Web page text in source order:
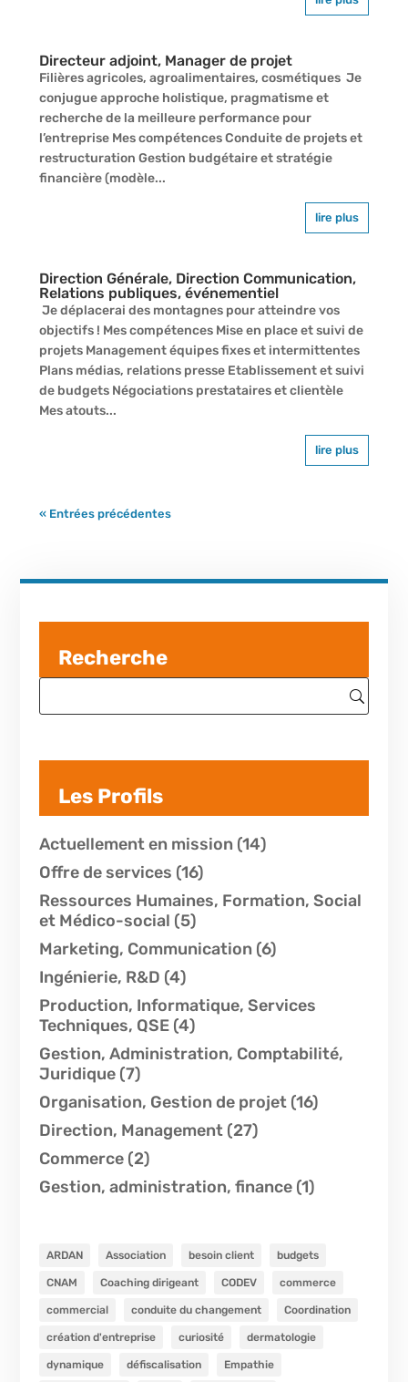
Directeur adjoint, Manager de projet
Filières agricoles, agroalimentaires, cosmétiques Je
conjugue approche holistique, pragmatisme et
recherche de la meilleure performance pour
l’entreprise Mes compétences Conduite de projets et
restructuration Gestion budgétaire et stratégie
financière (modèle...
lire plus
Direction Générale, Direction Communication,
Relations publiques, événementiel
Je déplacerai des montagnes pour atteindre vos
objectifs ! Mes compétences Mise en place et suivi de
projets Management équipes fixes et intermittentes
Plans médias, relations presse Etablissement et suivi
de budgets Négociations prestataires et clientèle
Mes atouts...
lire plus
« Entrées précédentes
Recherche
Les Profils
Actuellement en mission (14)
Offre de services (16)
Ressources Humaines, Formation, Social
et Médico-social (5)
Marketing, Communication (6)
Ingénierie, R&D (4)
Production, Informatique, Services
Techniques, QSE(4)
Gestion, Administration, Comptabilité,
Juridique(7)
Organisation, Gestion de projet(16)
Direction, Management(27)
Commerce(2)
Gestion, administration, finance(1)
ARDAN Association besoin client budgets
CNAM Coaching dirigeant CODEV commerce
commercial conduite du changement Coordination
création d'entreprise curiosité dermatologie
dynamique défiscalisation Empathie